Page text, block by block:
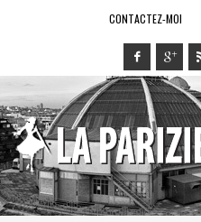
CONTACTEZ-MOI